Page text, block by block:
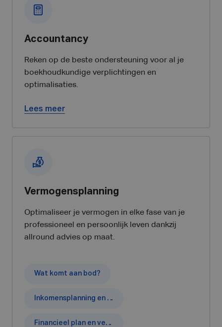
Accountancy
Reken op de beste ondersteuning voor al je
boekhoudkundige verplichtingen en
optimalisaties.
Lees meer
Vermogensplanning
Optimaliseer je vermogen in elke fase van je
professioneel en persoonlijk leven dankzij
allround advies op maat.
Wat komt aan bod?
Inkomensplanning en pensioenkapitaal
Financieel plan en vermogenssimulaties